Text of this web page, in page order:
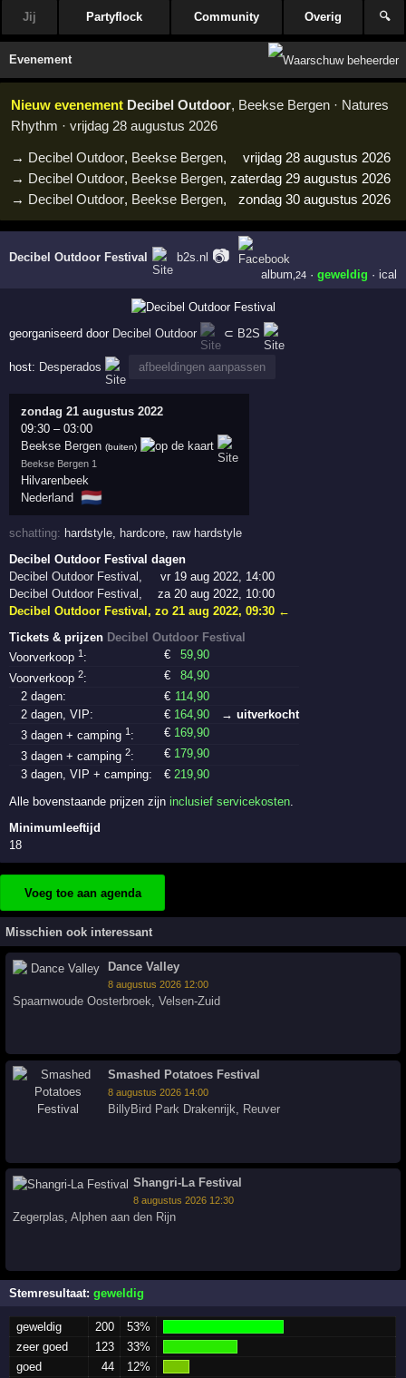
Jij Partyflock Community Overig 🔍
Evenement
Nieuw evenement Decibel Outdoor, Beekse Bergen · Natures
Rhythm · vrijdag 28 augustus 2026
→ Decibel Outdoor, Beekse Bergen,
vrijdag 28 augustus 2026
→ Decibel Outdoor, Beekse Bergen,zaterdag 29 augustus 2026
→ Decibel Outdoor, Beekse Bergen, zondag 30 augustus 2026
Decibel Outdoor Festival b2s.nl 📷
album,24· geweldig · ical
georganiseerd door Decibel Outdoor ⊂ B2S
host: Desperados afbeeldingen aanpassen
zondag 21 augustus 2022
09:30 –03:00
Beekse Bergen (buiten)
Beekse Bergen 1
Hilvarenbeek
Nederland 🇳🇱
schatting: hardstyle hardcore ,raw hardstyle
Decibel Outdoor Festival dagen
Decibel Outdoor Festival ,
vr 19 aug 2022, 14:00
Decibel Outdoor Festival ,
za 20 aug 2022, 10:00
Decibel Outdoor Festival ,zo 21 aug 2022, 09:30 ←
Tickets & prijzen Decibel Outdoor Festival
Voorverkoop1 : € 59,90
Voorverkoop2: € 84,90
2 dagen:
€ 114,90
2 dagen, VIP:
€ 164,90
→ uitverkocht
3 dagen + camping1 : € 169,90
3 dagen + camping2: € 179,90
3 dagen, VIP + camping:
€219,90
Alle bovenstaande prijzen zijninclusief servicekosten
Minimumleeftijd
18
Voeg toe aan agenda
Misschien ook interessant
Dance Valley
8 augustus 2026 12:00
Spaarnwoude Oosterbroek,Velsen-Zuid
Smashed Potatoes Festival
8 augustus 2026 14:00
BillyBird Park Drakenrijk, Reuver
Shangri-La Festival
8 augustus 2026 12:30
Zegerplas,Alphen aan den Rijn
Stemresultaat:geweldig
geweldig 200
53%
zeer goed
123
33%
goed
44
12%